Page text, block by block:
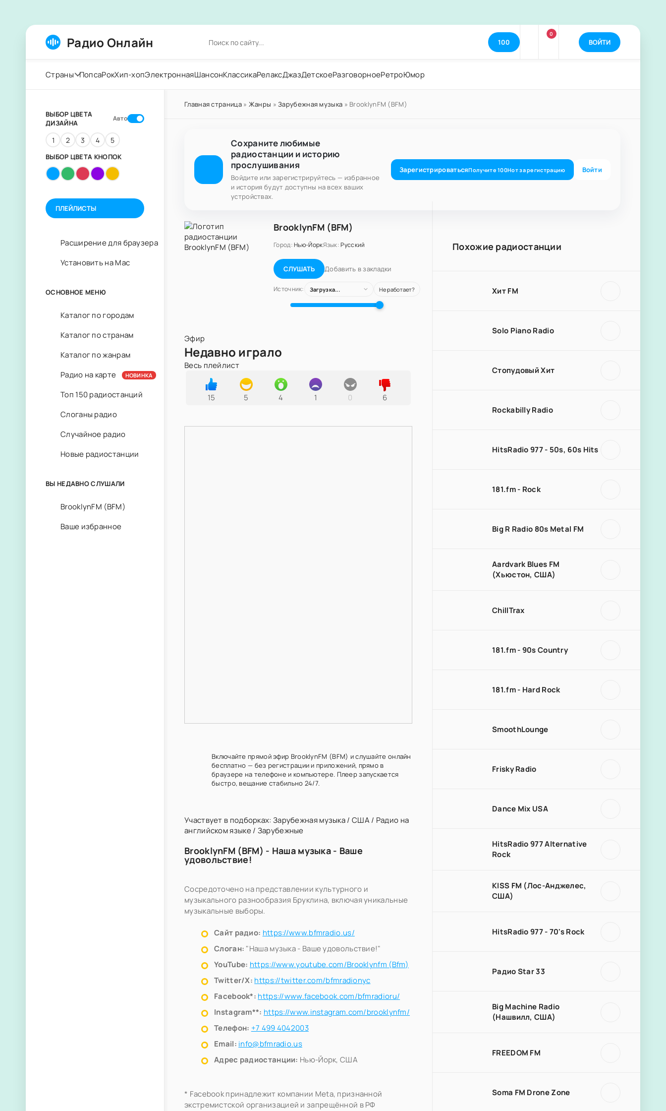
Радио Онлайн 100
0
ВОЙТИ
Страны ПопсаРокХип-хопЭлектроннаяШансонКлассикаРелаксДжазДетскоеРазговорноеРетроЮмор
Главная страница» Жанры »Зарубежная музыка » BrooklynFM (BFM)
Сохраните любимые
радиостанции и историю
прослушивания
Войдите или зарегистрируйтесь — избранное
и история будут доступны на всех ваших
устройствах.
ЗарегистрироватьсяПолучите100Нотза регистрацию Войти
BrooklynFM (BFM)
Город:Нью-ЙоркЯзык:Русский
СЛУШАТЬ Добавить в закладки
Источник: Загрузка... Не работает?
Эфир
Недавно играло
Весь плейлист
15 5 4 1 0 6
Включайте прямой эфир BrooklynFM (BFM) и слушайте онлайн
бесплатно — без регистрации и приложений, прямо в
браузере на телефоне и компьютере. Плеер запускается
быстро, вещание стабильно 24/7.
Участвует в подборках: Зарубежная музыка/ США / Радио на
английском языке/ Зарубежные
BrooklynFM (BFM) - Наша музыка - Ваше
удовольствие!
Сосредоточено на представлении культурного и
музыкального разнообразия Бруклина, включая уникальные
музыкальные выборы.
Сайт радио: https://www.bfmradio.us/
Слоган: "Наша музыка - Ваше удовольствие!"
YouTube: https://www.youtube.com/Brooklynfm (Bfm)
Twitter/X: https://twitter.com/bfmradionyc
Facebook*: https://www.facebook.com/bfmradioru/
Instagram**: https://www.instagram.com/brooklynfm/
Телефон: +7 499 4042003
Email: info@bfmradio.us
Адрес радиостанции: Нью-Йорк, США
* Facebook принадлежит компании Meta, признанной
экстремистской организацией и запрещённой в РФ
Похожие радиостанции
Хит FM
Solo Piano Radio
Стопудовый Хит
Rockabilly Radio
HitsRadio 977 - 50s, 60s Hits
181.fm - Rock
Big R Radio 80s Metal FM
Aardvark Blues FM
(Хьюстон, США)
ChillTrax
181.fm - 90s Country
181.fm - Hard Rock
SmoothLounge
Frisky Radio
Dance Mix USA
HitsRadio 977 Alternative
Rock
KISS FM (Лос-Анджелес,
США)
HitsRadio 977 - 70's Rock
Радио Star 33
Big Machine Radio
(Нашвилл, США)
FREEDOM FM
Soma FM Drone Zone
ВЫБОР ЦВЕТА
ДИЗАЙНА
Авто
1 2 3 4 5
ВЫБОР ЦВЕТА КНОПОК
ПЛЕЙЛИСТЫ
Расширение для браузера
Установить на Mac
ОСНОВНОЕ МЕНЮ
Каталог по городам
Каталог по странам
Каталог по жанрам
Радио на карте
НОВИНКА
Топ 150 радиостанций
Слоганы радио
Случайное радио
Новые радиостанции
ВЫ НЕДАВНО СЛУШАЛИ
BrooklynFM (BFM)
Ваше избранное